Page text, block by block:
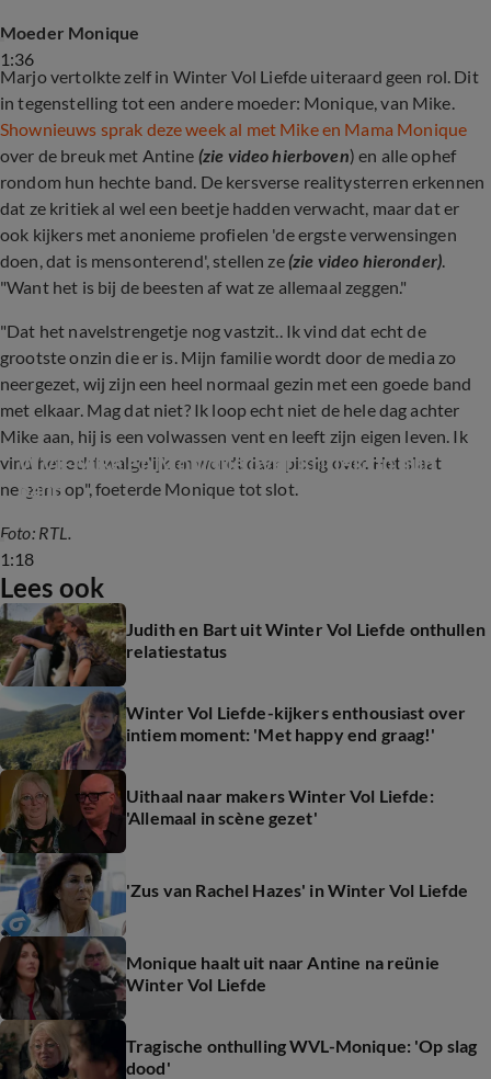
1:36
Moeder Monique
Marjo vertolkte zelf in Winter Vol Liefde uiteraard geen rol. Dit
in tegenstelling tot een andere moeder: Monique, van Mike.
Shownieuws sprak deze week al met Mike en Mama Monique
over de breuk met Antine (zie video hierboven) en alle ophef
rondom hun hechte band. De kersverse realitysterren erkennen
dat ze kritiek al wel een beetje hadden verwacht, maar dat er
ook kijkers met anonieme profielen 'de ergste verwensingen
doen, dat is mensonterend', stellen ze(zie video hieronder).
"Want het is bij de beesten af wat ze allemaal zeggen."
"Dat het navelstrengetje nog vastzit.. Ik vind dat echt de
grootste onzin die er is. Mijn familie wordt door de media zo
neergezet, wij zijn een heel normaal gezin met een goede band
met elkaar. Mag dat niet? Ik loop echt niet de hele dag achter
Mike aan, hij is een volwassen vent en leeft zijn eigen leven. Ik
vind het echt walgelijk en wordt daar pissig over. Het slaat
nergens op", foeterde Monique tot slot.
1:18
WVL-Mike en Monique over kritiek op hun
band
Foto: RTL.
Lees ook
Judith en Bart uit Winter Vol Liefde onthullen
relatiestatus
Winter Vol Liefde-kijkers enthousiast over
intiem moment: 'Met happy end graag!'
Uithaal naar makers Winter Vol Liefde:
'Allemaal in scène gezet'
'Zus van Rachel Hazes' in Winter Vol Liefde
Monique haalt uit naar Antine na reünie
Winter Vol Liefde
Tragische onthulling WVL-Monique: 'Op slag
dood'